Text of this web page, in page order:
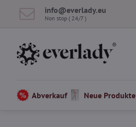
info​@everlady​.eu
Non stop ( 24/7 )
Abverkauf Neue Produkte